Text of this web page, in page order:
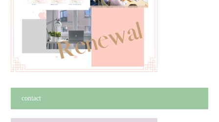
contact